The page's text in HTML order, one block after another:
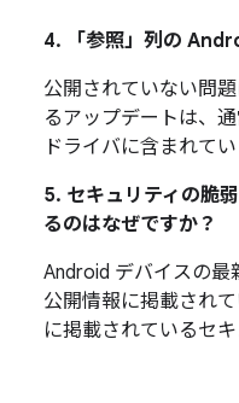
4. 「参照」 列の
公開されていない問題
るアップデートは、通
ドライバに含まれてい
5. セキュリティの脆
るのはなぜですか？
Android デバイスの最
公開情報に掲載され
に掲載されているセ